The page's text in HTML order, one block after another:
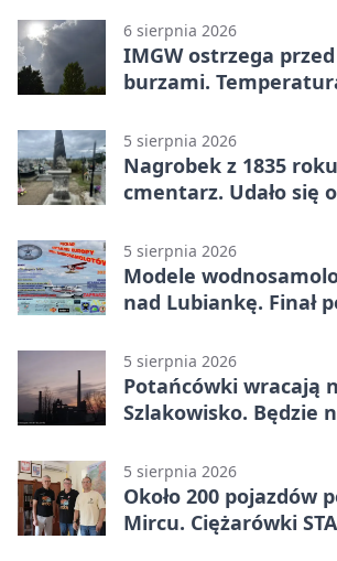
6 sierpnia 2026
IMGW ostrzega
burzami.
5 sierpnia 2026
Nagrobek z 1835
cmentarz. Udało się
5 sierpnia 2026
Modele
nad Lubiankę. Finał
5 sierpnia 2026
Potańcówki wracają
Szlakowisko. Będzie
5 sierpnia 2026
Około 200 pojazdów
Mircu. Ciężarówki